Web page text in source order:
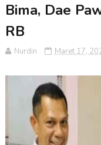
Bima, Dae
RB
Nurdin Maret 17,